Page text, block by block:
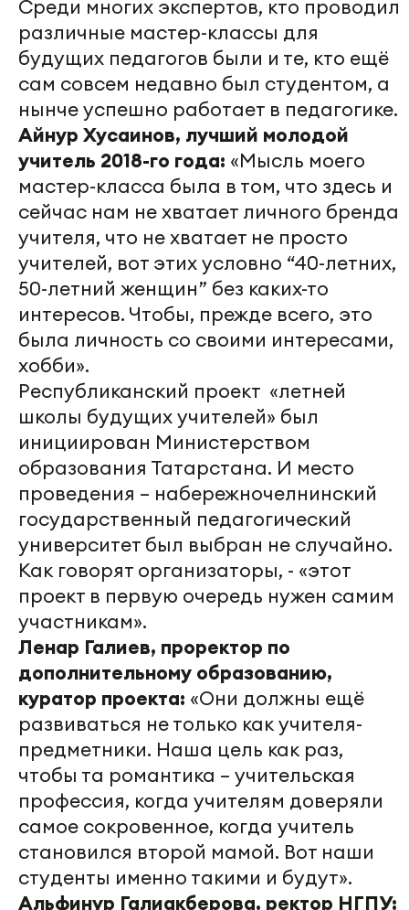
Среди многих экспертов, кто проводил
различные мастер-классы для
будущих педагогов были и те, кто ещё
сам совсем недавно был студентом, а
нынче успешно работает в педагогике.
Айнур Хусаинов, лучший молодой
учитель 2018-го года: «Мысль моего
мастер-класса была в том, что здесь и
сейчас нам не хватает личного бренда
учителя, что не хватает не просто
учителей, вот этих условно “40-летних,
50-летний женщин” без каких-то
интересов. Чтобы, прежде всего, это
была личность со своими интересами,
хобби».
Республиканский проект «летней
школы будущих учителей» был
инициирован Министерством
образования Татарстана. И место
проведения – набережночелнинский
государственный педагогический
университет был выбран не случайно.
Как говорят организаторы, - «этот
проект в первую очередь нужен самим
участникам».
Ленар Галиев, проректор по
дополнительному образованию,
куратор проекта: «Они должны ещё
развиваться не только как учителя-
предметники. Наша цель как раз,
чтобы та романтика – учительская
профессия, когда учителям доверяли
самое сокровенное, когда учитель
становился второй мамой. Вот наши
студенты именно такими и будут».
Альфинур Галиакберова, ректор НГПУ: